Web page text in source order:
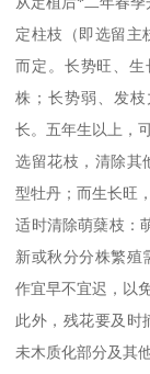
定柱枝（即选留主
而定。长势旺、
株；长势弱、发
长。五年生以上，
选留花枝，清除其
型牡丹；而生长旺
适时清除萌蘖枝：
新或秋分分株繁殖
作宜早不宜迟，以
此外，残花要及时
未木质化部分及其